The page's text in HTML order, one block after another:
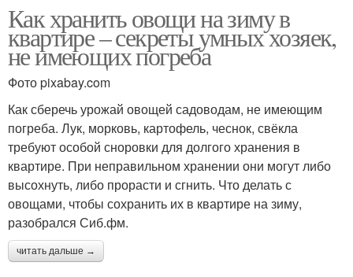
Как хранить овощи на зиму в
квартире – секреты умных хозяек,
не имеющих погреба
Фото pixabay.com
Как сберечь урожай овощей садоводам, не имеющим
погреба. Лук, морковь, картофель, чеснок, свёкла
требуют особой сноровки для долгого хранения в
квартире. При неправильном хранении они могут либо
высохнуть, либо прорасти и сгнить. Что делать с
овощами, чтобы сохранить их в квартире на зиму,
разобрался Сиб.фм.
читать дальше →